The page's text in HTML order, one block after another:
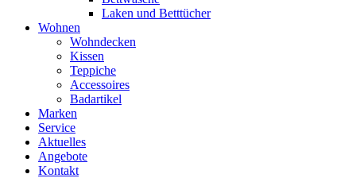
Laken und Betttücher
Wohnen
Wohndecken
Kissen
Teppiche
Accessoires
Badartikel
Marken
Service
Aktuelles
Angebote
Kontakt